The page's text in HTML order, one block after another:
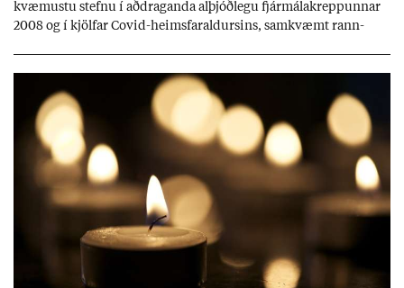
kvæm­ustu stefnu í að­drag­anda al­þjóð­legu fjár­málakrepp­unn­ar
2008 og í kjöl­far Covid-heims­far­ald­urs­ins, sam­kvæmt rann­